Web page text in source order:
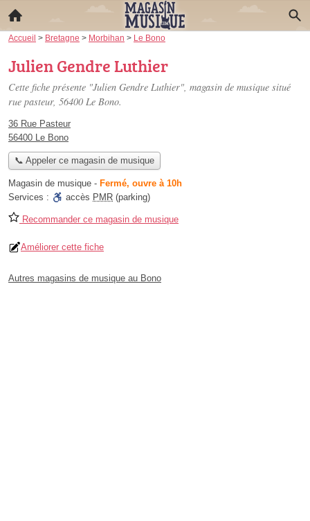
Accueil > Bretagne > Morbihan > Le Bono
Julien Gendre Luthier
Cette fiche présente "Julien Gendre Luthier", magasin de musique situé
rue pasteur, 56400 Le Bono.
36 Rue Pasteur
56400 Le Bono
📞 Appeler ce magasin de musique
Magasin de musique - Fermé, ouvre à 10h
Services :
accès PMR (parking)
Recommander ce magasin de musique
Améliorer cette fiche
Autres magasins de musique au Bono